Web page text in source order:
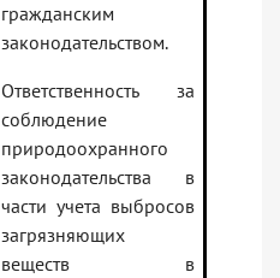
гражданским
законодательством.
Ответственность за
соблюдение
природоохранного
законодательства в
части учета выбросов
загрязняющих
веществ в